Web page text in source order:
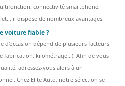
connectivité smartphone,
il dispose de nombreux avantages.
voiture fiable ?
d'occasion dépend de plusieurs facteurs
fabrication, kilométrage...). Afin de vous
adressez-vous alors à un
Chez Elite Auto, notre sélection se